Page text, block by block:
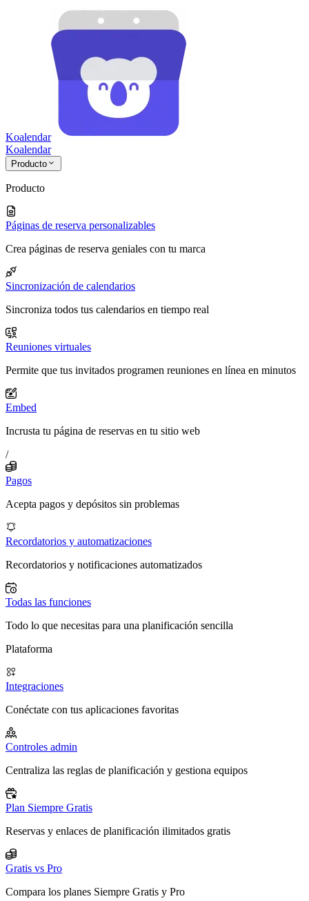
Koalendar
Koalendar
Producto
Producto
Páginas de reserva personalizables
Crea páginas de reserva geniales con tu marca
Sincronización de calendarios
Sincroniza todos tus calendarios en tiempo real
Reuniones virtuales
Permite que tus invitados programen reuniones en línea en minutos
Embed
Incrusta tu página de reservas en tu sitio web
/
Pagos
Acepta pagos y depósitos sin problemas
Recordatorios y automatizaciones
Recordatorios y notificaciones automatizados
Todas las funciones
Todo lo que necesitas para una planificación sencilla
Plataforma
Integraciones
Conéctate con tus aplicaciones favoritas
Controles admin
Centraliza las reglas de planificación y gestiona equipos
Plan Siempre Gratis
Reservas y enlaces de planificación ilimitados gratis
Gratis vs Pro
Compara los planes Siempre Gratis y Pro